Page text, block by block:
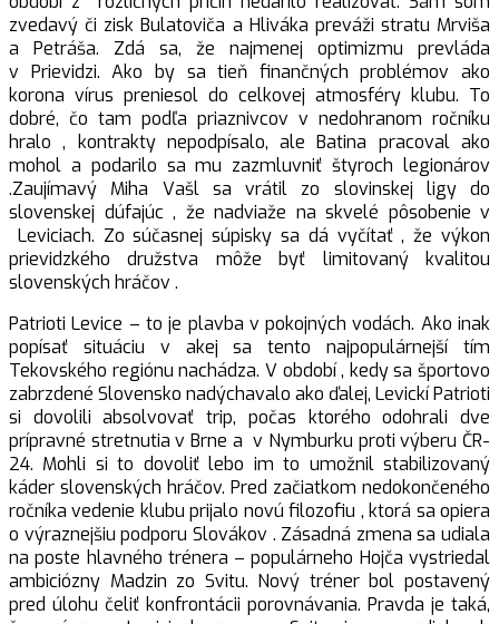
zvedavý či zisk Bulatoviča a Hliváka preváži stratu Mrviša
a Petráša. Zdá sa, že najmenej optimizmu prevláda
v Prievidzi. Ako by sa tieň finančných problémov ako
korona vírus preniesol do celkovej atmosféry klubu. To
dobré, čo tam podľa priaznivcov v nedohranom ročníku
hralo , kontrakty nepodpísalo, ale Batina pracoval ako
mohol a podarilo sa mu zazmluvniť štyroch legionárov
.Zaujímavý Miha Vašl sa vrátil zo slovinskej ligy do
slovenskej dúfajúc , že nadviaže na skvelé pôsobenie v
Leviciach. Zo súčasnej súpisky sa dá vyčítať , že výkon
prievidzkého družstva môže byť limitovaný kvalitou
slovenských hráčov .
Patrioti Levice – to je plavba v pokojných vodách. Ako inak
popísať situáciu v akej sa tento najpopulárnejší tím
Tekovského regiónu nachádza. V období , kedy sa športovo
zabrzdené Slovensko nadýchavalo ako ďalej, Levickí Patrioti
si dovolili absolvovať trip, počas ktorého odohrali dve
prípravné stretnutia v Brne a v Nymburku proti výberu ČR-
24. Mohli si to dovoliť lebo im to umožnil stabilizovaný
káder slovenských hráčov. Pred začiatkom nedokončeného
ročníka vedenie klubu prijalo novú filozofiu , ktorá sa opiera
o výraznejšiu podporu Slovákov . Zásadná zmena sa udiala
na poste hlavného trénera – populárneho Hojča vystriedal
ambiciózny Madzin zo Svitu. Nový tréner bol postavený
pred úlohu čeliť konfrontácii porovnávania. Pravda je taká,